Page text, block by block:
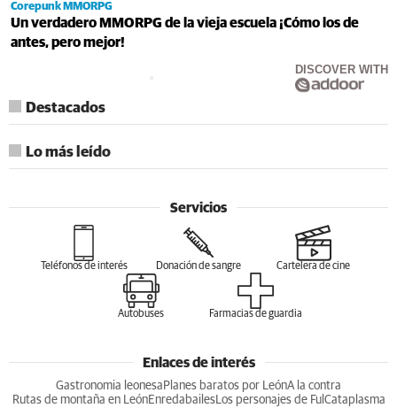
Corepunk MMORPG
Un verdadero MMORPG de la vieja escuela ¡Cómo los de
antes, pero mejor!
DISCOVER WITH
Destacados
Lo más leído
Servicios
Teléfonos de interés Donación de sangre Cartelera de cine
Autobuses Farmacias de guardia
Enlaces de interés
Gastronomia leonesa Planes baratos por LeónA la contra
Rutas de montaña en LeónEnredabailesLos personajes de Ful Cataplasma